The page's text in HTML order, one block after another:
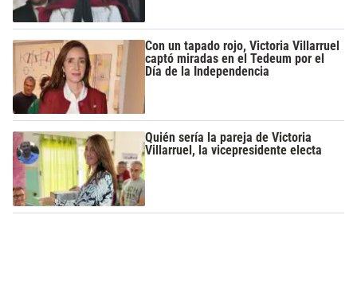
Con un tapado rojo, Victoria Villarruel
captó miradas en el Tedeum por el
Día de la Independencia
Quién sería la pareja de Victoria
Villarruel, la vicepresidente electa